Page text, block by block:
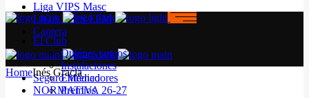
Liga VIPS Masc
LIGA VIPS FEM
Cantera
Seguro Médico
NORMATIVA 26-27
El Club
Quiénes somos
Instalaciones
Entrenadores
Premios
HomeInés Gracia